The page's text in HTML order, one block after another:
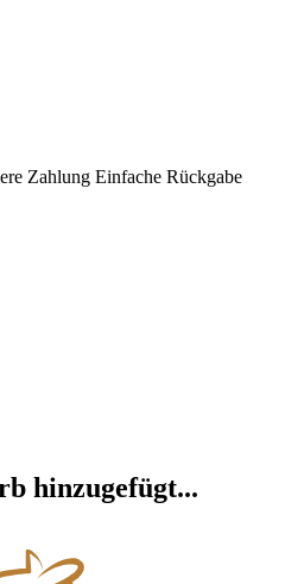
Zahlung Einfache Rückgabe
hinzugefügt...